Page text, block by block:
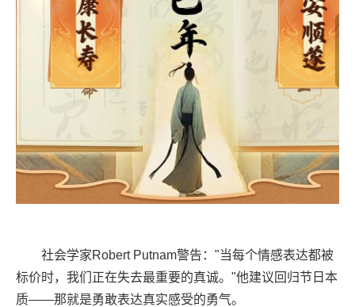
社会学家Robert Putnam警告："当每个情感表达都被
标价时，我们正在失去最重要的真诚。"他建议回归节日本
质——那就是勇敢表达真实感受的勇气。